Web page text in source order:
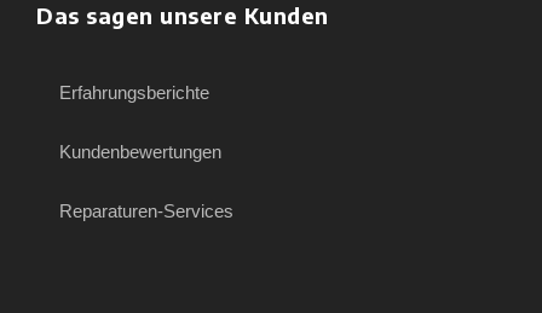
Das sagen unsere Kunden
Erfahrungsberichte
Kundenbewertungen
Reparaturen-Services